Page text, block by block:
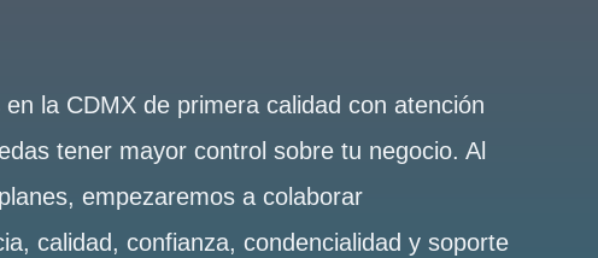
la CDMX de primera calidad con atención
tener mayor control sobre tu negocio. Al
empezaremos a colaborar
calidad, confianza, condencialidad y soporte